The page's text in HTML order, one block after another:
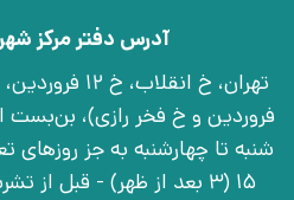
آدرس دفتر مرکز
15 (3 بعد از ظهر) - قبل از تشریف آوردن تماس بگیرید